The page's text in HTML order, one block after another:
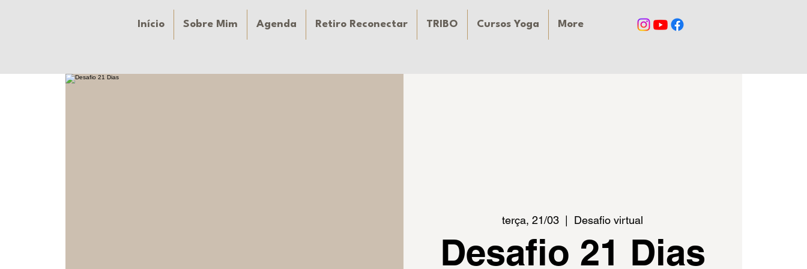
Início Sobre Mim Agenda Retiro Reconectar TRIBO Cursos Yoga More
terça, 21/03
  |
Desafio virtual
Desafio 21 Dias